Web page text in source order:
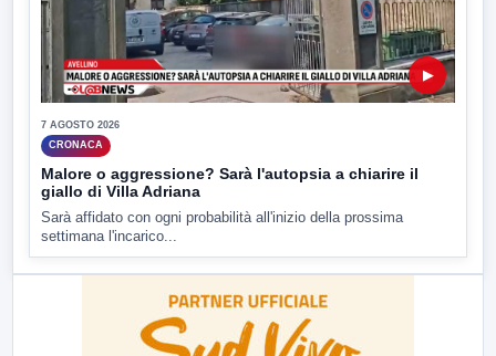
▶
7 AGOSTO 2026
CRONACA
Malore o aggressione? Sarà l'autopsia a chiarire il
giallo di Villa Adriana
Sarà affidato con ogni probabilità all'inizio della prossima
settimana l'incarico...